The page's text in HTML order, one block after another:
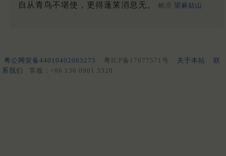
自从青鸟不堪使，更得蓬莱消息无。 鲍溶 望麻姑山
粤公网安备44010402003275 粤ICP备17077571号 关于本站
联
系我们
客服：+86 136 0901 3320